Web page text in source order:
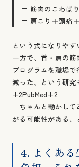
＝ 筋肉のこわば
＝ 肩こり＋頭痛
という式になりやす
一方で、首・肩の
プログラムを職場
減った、という研究
+2PubMed+2
「ちゃんと動かし
がる可能性がある、
4. よくあ